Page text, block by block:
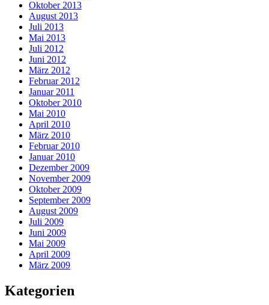
Oktober 2013
August 2013
Juli 2013
Mai 2013
Juli 2012
Juni 2012
März 2012
Februar 2012
Januar 2011
Oktober 2010
Mai 2010
April 2010
März 2010
Februar 2010
Januar 2010
Dezember 2009
November 2009
Oktober 2009
September 2009
August 2009
Juli 2009
Juni 2009
Mai 2009
April 2009
März 2009
Kategorien